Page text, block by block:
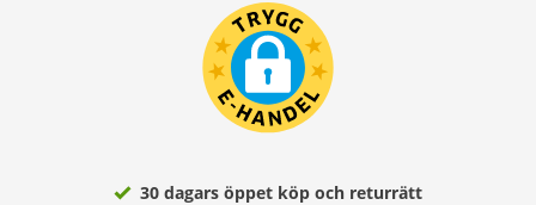
30 dagars öppet köp och returrätt